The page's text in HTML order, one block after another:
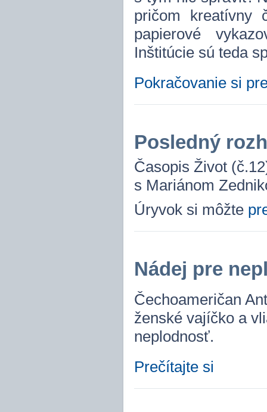
pričom kreatívny
papierové
Inštitúcie sú teda
Pokračovanie si
Posledný
Časopis Život
s Mariánom
Úryvok si môžte
Nádej pre
Čechoameričan
ženské vajíčko a
neplodnosť.
Prečítajte si